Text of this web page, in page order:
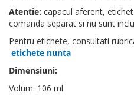
Atentie: capacul aferent,
comanda separat si nu sunt
Pentru etichete, consultati
etichete nunta
Dimensiuni:
Volum: 106 ml